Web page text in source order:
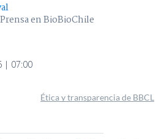
en BioBioChile
| 07:00
Ética y transparencia de BBCL